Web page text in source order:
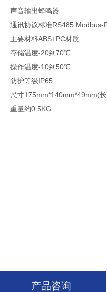
声音输出蜂鸣器
通讯协议标准RS485 Modbus-
主要材料ABS+PC材质
存储温度-20到70℃
操作温度-10到50℃
防护等级IP65
尺寸175mm*140mm*49mm(长
重量约0.5KG
产品咨询